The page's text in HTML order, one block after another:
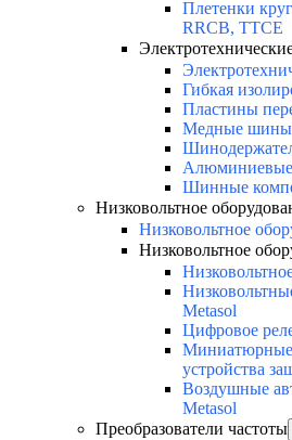
Плетенки
RRCB, TTCE
Гибкая
Пластины
Медные
Шинные
Низковольтное
Низковольтное
Низковольтное
Metasol
Цифровое
Миниатюрные
устройства
Воздушные
Metasol
Преобразователи частоты